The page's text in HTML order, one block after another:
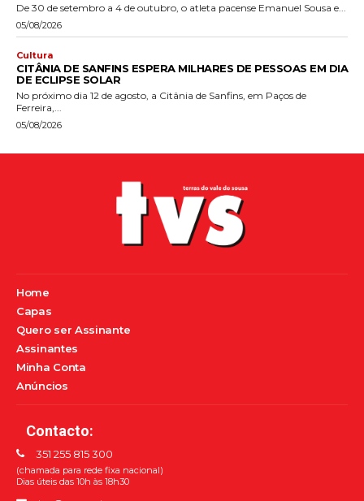
De 30 de setembro a 4 de outubro, o atleta pacense Emanuel Sousa e...
05/08/2026
Cultura
CITÂNIA DE SANFINS ESPERA MILHARES DE PESSOAS EM DIA
DE ECLIPSE SOLAR
No próximo dia 12 de agosto, a Citânia de Sanfins, em Paços de
Ferreira,...
05/08/2026
Home
Capas
Quero ser Assinante
Assinantes
Minha Conta
Anúncios
Contacto:
351 255 815 300
(chamada para rede fixa nacional)
Dias úteis das 10h às 18h30